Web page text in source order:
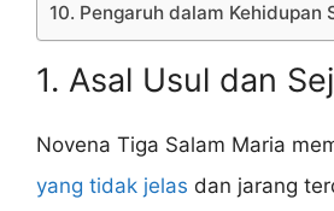
10. Pengaruh dalam Kehidupan
1. Asal Usul dan
Novena Tiga Salam Maria
yang tidak jelas dan jarang